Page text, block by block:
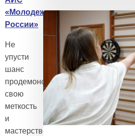
«Молодежь
России»
Не
упусти
шанс
продемонстрировать
свою
меткость
и
мастерство